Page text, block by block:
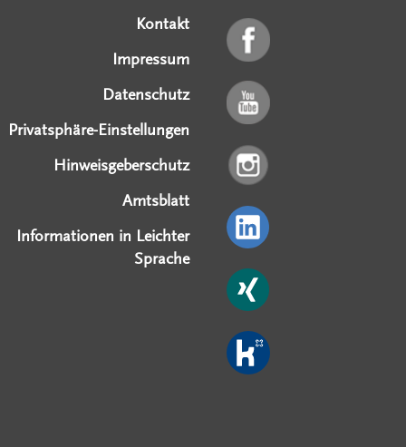
Kontakt
Impressum
Datenschutz
Privatsphäre-Einstellungen
Hinweisgeberschutz
Amtsblatt
Informationen in Leichter
Sprache